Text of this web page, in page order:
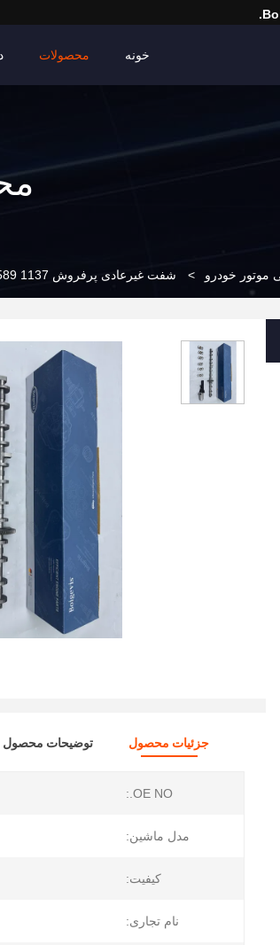
خونه محصولات
موتور خودرو > شفت غیرعادی پرفروش 1137 7589 883 برای BMW N55
جزئیات محصول توضیحات محصول
OE NO.:
مدل ماشین:
کیفیت:
نام تجاری: